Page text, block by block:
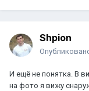
Shpion
И ещё не понятка. В
на фото я вижу